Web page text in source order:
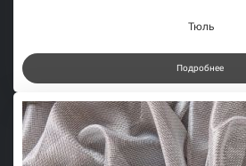
Тюль
Подробнее